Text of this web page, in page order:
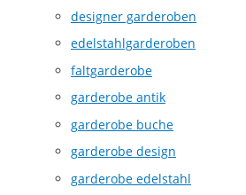
designer garderoben
edelstahlgarderoben
faltgarderobe
garderobe antik
garderobe buche
garderobe design
garderobe edelstahl